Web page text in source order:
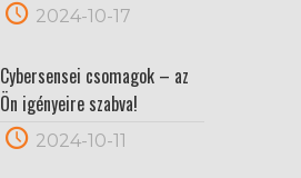
2024-10-17
Cybersensei csomagok – az
Ön igényeire szabva!
2024-10-11